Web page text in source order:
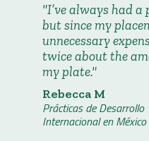
I’ve always had
but since my
unnecessary
twice about the
my plate.
Rebecca M
Prácticas de Desarrollo
Internacional en México